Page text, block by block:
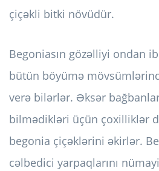
çiçəkli bitki növüdür.
Begoniasın gözəlliyi ondan
bütün böyümə
verə bilərlər. Əksər bağbanlar
bilmədikləri üçün çoxilliklər
begonia çiçəklərini əkirlər.
cəlbedici yarpaqlarını